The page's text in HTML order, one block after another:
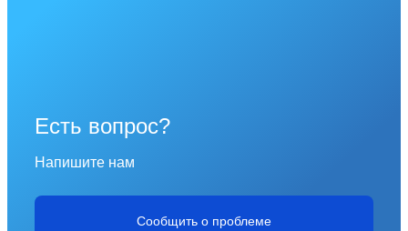
Есть вопрос?
Напишите нам
Сообщить о проблеме